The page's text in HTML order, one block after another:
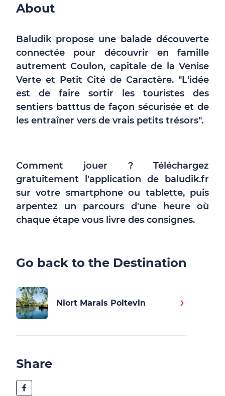
About
Baludik propose une balade découverte
connectée pour découvrir en famille
autrement Coulon, capitale de la Venise
Verte et Petit Cité de Caractère. "L'idée
est de faire sortir les touristes des
sentiers batttus de façon sécurisée et de
les entraîner vers de vrais petits trésors".
Comment jouer ? Téléchargez
gratuitement l'application de baludik.fr
sur votre smartphone ou tablette, puis
arpentez un parcours d'une heure où
chaque étape vous livre des consignes.
Go back to the Destination
Niort Marais Poitevin
Share